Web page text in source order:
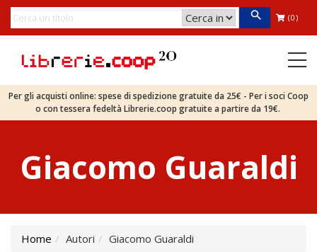
(0)
Per gli acquisti online: spese di spedizione gratuite da 25€ - Per i soci Coop
o con tessera fedeltà Librerie.coop gratuite a partire da 19€.
Giacomo Guaraldi
Home Autori Giacomo Guaraldi